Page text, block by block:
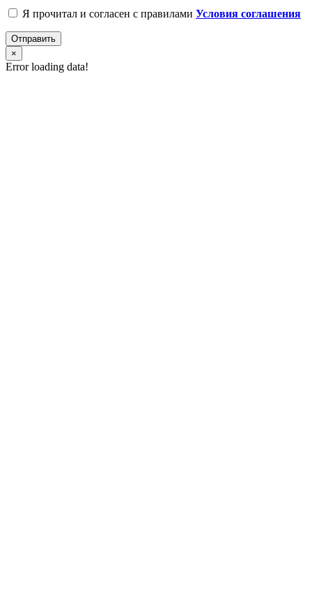
Я прочитал и согласен с правилами Условия соглашения
Отправить
×
Error loading data!